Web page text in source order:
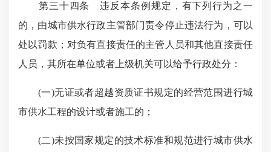
第三十四条 违反本条例规定，有下列行为之一
的，由城市供水行政主管部门责令停止违法行为，可以
处以罚款；对负有直接责任的主管人员和其他直接责任
人员，其所在单位或者上级机关可以给予行政处分：
(一)无证或者超越资质证书规定的经营范围进行城
市供水工程的设计或者施工的；
(二)未按国家规定的技术标准和规范进行城市供水